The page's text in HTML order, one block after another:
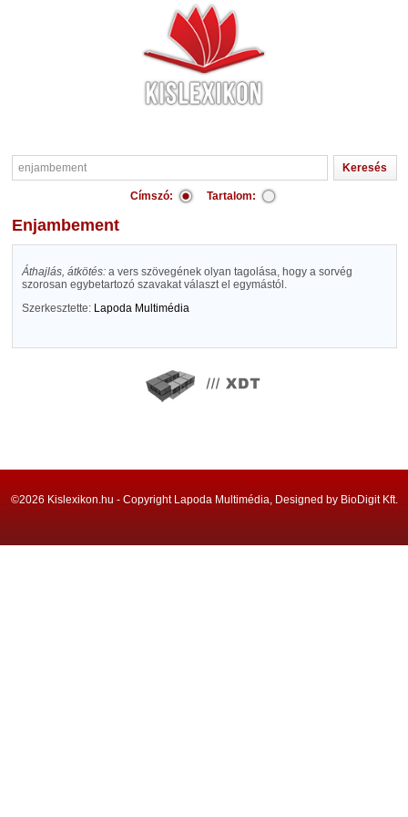
Címszó: Tartalom:
enjambement
Áthajlás, átkötés: a vers szövegének olyan tagolása, hogy a sorvég
szorosan egybetartozó szavakat választ el egymástól.
Szerkesztette: Lapoda Multimédia
©2026 Kislexikon.hu - Copyright Lapoda Multimédia, Designed by BioDigit Kft.